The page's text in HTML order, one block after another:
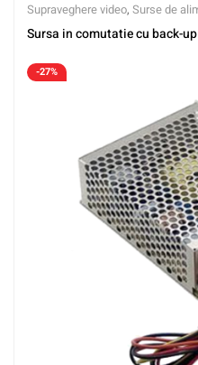
Supraveghere video, Surse de
Sursa in comutatie cu back-
-27%